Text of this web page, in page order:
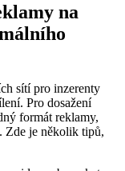
na
sítí pro inzerenty
Pro dosažení
formát reklamy,
Zde je několik tipů,